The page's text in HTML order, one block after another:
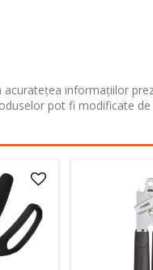
informațiilor
pot fi modificate